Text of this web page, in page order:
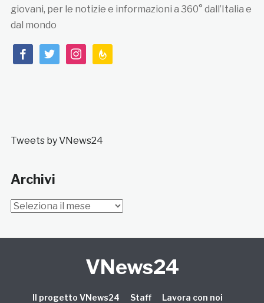
giovani, per le notizie e informazioni a 360° dall’Italia e
dal mondo
facebooktwitterinstagramfeedburner
Tweets by VNews24
Archivi
Archivi
VNews24
Il progetto VNews24 Staff Lavora con noi